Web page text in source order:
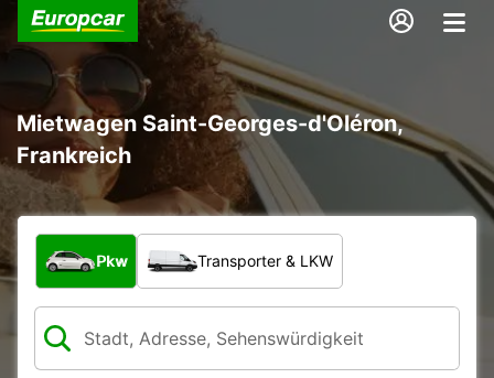
Mietwagen Saint-Georges-d'Oléron,
Frankreich
Welche Art von Fahrzeug?
Pkw Transporter & LKW